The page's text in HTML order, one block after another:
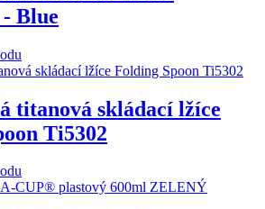
Blue
titanová skládací lžíce
Ti5302